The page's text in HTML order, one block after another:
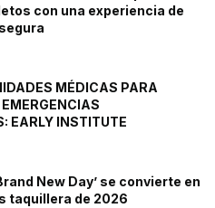
con una experiencia de
MÉDICAS PARA
EARLY INSTITUTE
New Day’ se convierte en
taquillera de 2026